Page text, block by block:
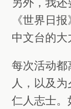
《世界日
中文台的大
每次活动都
人，以及
仁人志士。